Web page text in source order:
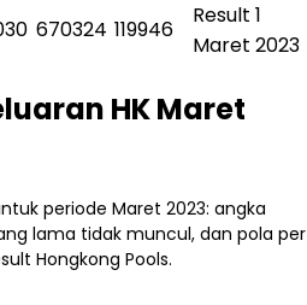
670324 119946
Result 1
Maret 2023
HK Maret
periode Maret 2023: angka
lama tidak muncul, dan pola per
Hongkong Pools.